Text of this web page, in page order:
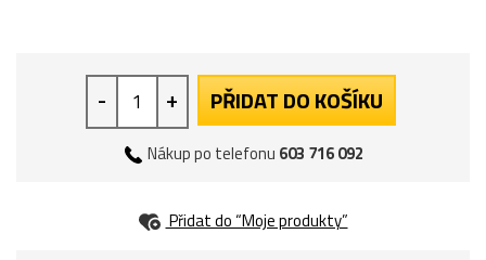
- + PŘIDAT DO KOŠÍKU
Nákup po telefonu 603 716 092
Přidat do “Moje produkty”